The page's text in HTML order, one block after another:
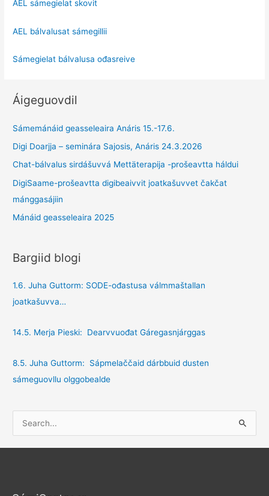
AEL sámegielat skovit
AEL bálvalusat sámegillii
Sámegielat bálvalusa ođasreive
Áigeguovdil
Sámemánáid geasseleaira Anáris 15.-17.6.
Digi Doarjja – seminára Sajosis, Anáris 24.3.2026
Chat-bálvalus sirdášuvvá Mettäterapija -prošeavtta háldui
DigiSaame-prošeavtta digibeaivvit joatkašuvvet čakčat
mánggasájiin
Mánáid geasseleaira 2025
Bargiid blogi
1.6. Juha Guttorm: SODE-ođastusa válmmaštallan
joatkašuvva…
14.5. Merja Pieski: Dearvvuođat Gáregasnjárggas
8.5. Juha Guttorm: Sápmelaččaid dárbbuid dusten
sámeguovllu olggobealde
e
a